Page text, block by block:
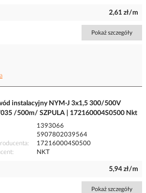
2,61 zł/m
Pokaż szczegóły
instalacyjny NYM-J 3x1,5 300/500V
/500m/ SZPULA | 172160004S0500 Nkt
1393066
5907802039564
172160004S0500
NKT
5,94 zł/m
Pokaż szczegóły